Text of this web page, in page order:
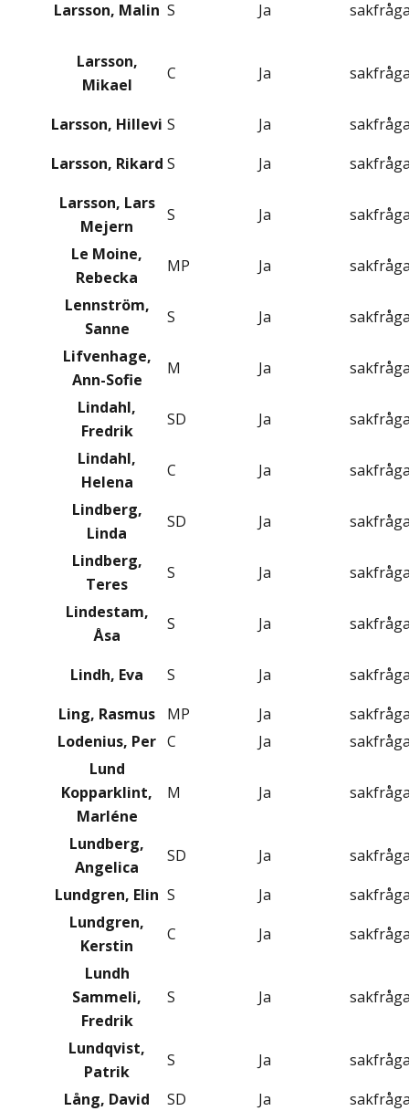
Larsson, Malin S Ja
Larsson,
Mikael
C Ja
Larsson, Hillevi S Ja
Larsson, Rikard S Ja
Larsson, Lars
Mejern
S Ja
Le Moine,
Rebecka
MP Ja
Lennström,
Sanne
S Ja
Lifvenhage,
Ann-Sofie
M Ja
Lindahl,
Fredrik
SD Ja
Lindahl,
Helena
C Ja
Lindberg,
Linda
SD Ja
Lindberg,
Teres
S Ja
Lindestam,
Åsa
S Ja
Lindh, Eva S Ja
Ling, Rasmus
MP Ja
Lodenius, Per C Ja
Lund
Kopparklint,
Marléne
M Ja
Lundberg,
Angelica
SD Ja
Lundgren, Elin S Ja
Lundgren,
Kerstin
C Ja
Lundh
Sammeli,
Fredrik
S Ja
Lundqvist,
Patrik
S Ja
Lång, David
SD Ja